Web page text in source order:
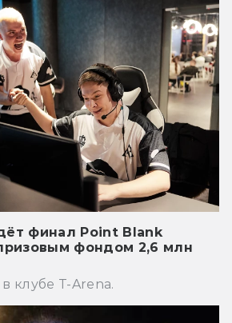
финал Point Blank
фондом 2,6 млн
клубе T-Arena.